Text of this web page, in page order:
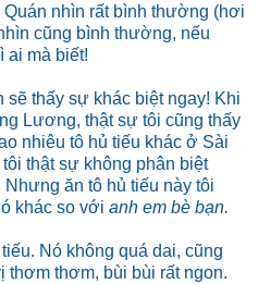
nhìn rất bình thường (hơi
cũng bình thường, nếu
ai mà biết!
thấy sự khác biệt ngay! Khi
Lương, thật sự tôi cũng thấy
nhiêu tô hủ tiếu khác ở Sài
thật sự không phân biệt
ăn tô hủ tiếu này tôi
khác so với anh em bè bạn.
Nó không quá dai, cũng
thơm thơm, bùi bùi rất ngon.